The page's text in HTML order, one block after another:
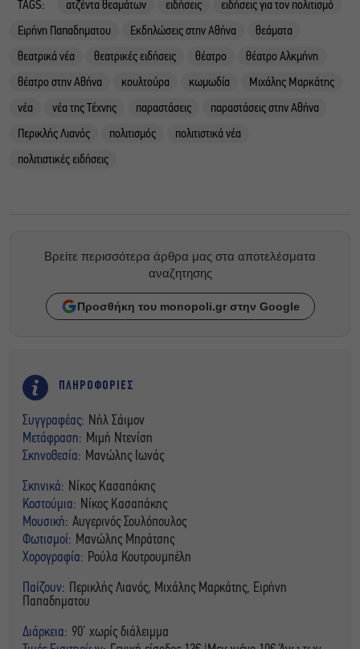
TAGS: ατζέντα θεαμάτων ειδήσεις
ειδήσεις για τον πολιτισμό
Ειρήνη Παπαδηματου
Εκδηλώσεις στην Αθήνα
θεάματα
θεατρικά νέα
θεατρικές ειδήσεις θέατρο
θέατρο Αλκμήνη
θέατρο στην Αθήνα
κουλτούρα κωμωδία
Μιχάλης Μαρκάτης
νέα
νέα της Τέχνης παραστάσεις
παραστάσεις στην Αθήνα
Περικλής Λιανός
πολιτισμός
πολιτιστικά νέα
πολιτιστικές ειδήσεις
Βρείτε περισσότερα άρθρα μας στα αποτελέσματα
αναζητησης
Προσθήκη του monopoli.gr στην Google
ΠΛΗΡΟΦΟΡΙΕΣ
Συγγραφέας: Νήλ Σάιμον
Μετάφραση: Μιμή Ντενίση
Σκηνοθεσία: Μανώλης Ιωνάς
Σκηνικά: Νίκος Κασαπάκης
Κοστούμια: Νίκος Κασαπάκης
Μουσική: Αυγερινός Σουλόπουλος
Φωτισμοί: Μανώλης Μπράτσης
Χορογραφία: Ρούλα Κουτρουμπέλη
Παίζουν:
Περικλής Λιανός, Μιχάλης Μαρκάτης, Ειρήνη
Παπαδηματου
Διάρκεια: 90’ χωρίς διάλειμμα